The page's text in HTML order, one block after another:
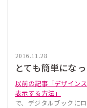
2016.11.28
とても簡単にな
以前の記事「デザイン
表示する方法」
で、デジタルブックに